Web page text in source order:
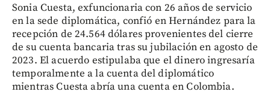
Sonia Cuesta, exfuncionaria con 26 años de servicio
en la sede diplomática, confió en Hernández para la
recepción de 24.564 dólares provenientes del cierre
de su cuenta bancaria tras su jubilación en agosto de
2023. El acuerdo estipulaba que el dinero ingresaría
temporalmente a la cuenta del diplomático
mientras Cuesta abría una cuenta en Colombia.